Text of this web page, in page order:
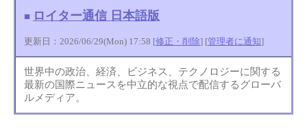
■ ロイター通信 日本語版
更新日：2026/06/29(Mon) 17:58 [修正・削除] [管理者に通知]
世界中の政治、経済、ビジネス、テクノロジーに関する
最新の国際ニュースを中立的な視点で配信するグローバ
ルメディア。